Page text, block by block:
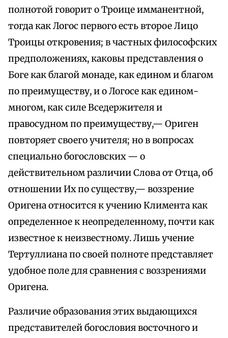
полнотой говорит о Троице имманентной,
тогда как Логос первого есть второе Лицо
Троицы откровения; в частных философских
предположениях, каковы представления о
Боге как благой монаде, как едином и благом
по преимуществу, и о Логосе как едином-
многом, как силе Вседержителя и
правосудном по преимуществу,— Ориген
повторяет своего учителя; но в вопросах
специально богословских — о
действительном различии Слова от Отца, об
отношении Их по существу,— воззрение
Оригена относится к учению Климента как
определенное к неопределенному, почти как
известное к неизвестному. Лишь учение
Тертуллиана по своей полноте представляет
удобное поле для сравнения с воззрениями
Оригена.
Различие образования этих выдающихся
представителей богословия восточного и